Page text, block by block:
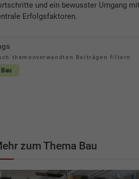
und ein bewusster Umgang
Erfolgsfaktoren.
themenverwandten Beiträgen filtern
Bau
zum Thema Bau